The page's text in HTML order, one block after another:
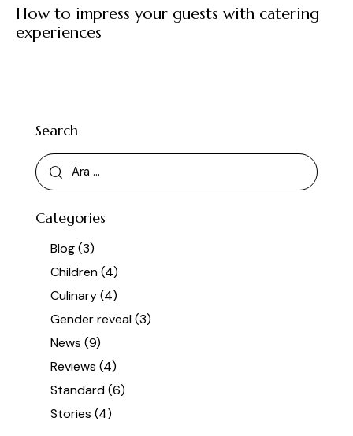
How to impress your guests with catering
experiences
Search
Categories
Blog(3)
Children(4)
Culinary(4)
Gender reveal(3)
News (9)
Reviews (4)
Standard(6)
Stories (4)